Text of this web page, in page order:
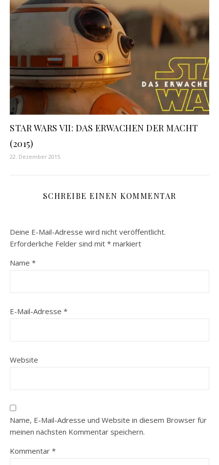
STAR WARS VII: DAS ERWACHEN DER MACHT
(2015)
22. Dezember 2015
SCHREIBE EINEN KOMMENTAR
Deine E-Mail-Adresse wird nicht veröffentlicht.
Erforderliche Felder sind mit * markiert
Name *
E-Mail-Adresse *
Website
Name, E-Mail-Adresse und Website in diesem Browser für
meinen nächsten Kommentar speichern.
Kommentar *